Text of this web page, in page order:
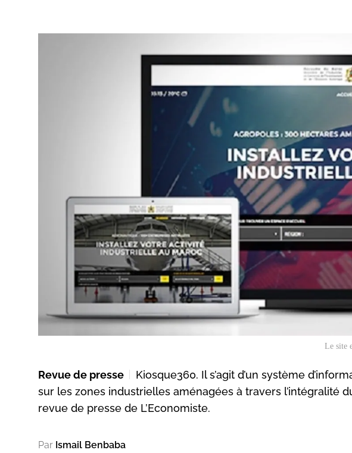
Le site
Revue de presse
Kiosque360. Il s’agit d’un système
sur les zones industrielles aménagées à travers l’intégralité
revue de presse de L’Economiste.
Par Ismail Benbaba